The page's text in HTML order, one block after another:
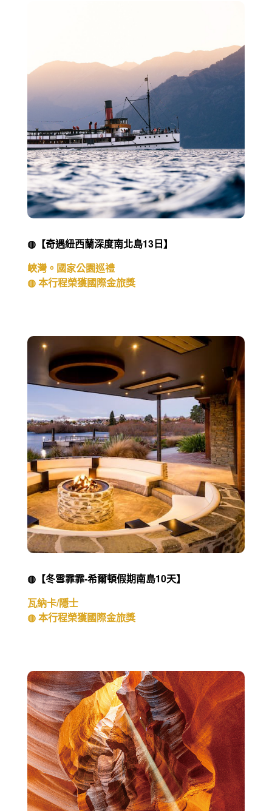
◍【奇遇紐西蘭深度南北島13日】
峽灣。國家公園巡禮
◍ 本行程榮獲國際金旅獎
◍【冬雪霏霏-希爾頓假期南島10天】
瓦納卡/隱士
◍ 本行程榮獲國際金旅獎